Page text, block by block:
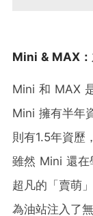
Mini & MAX：
Mini 和 MAX
Mini 擁有半年
則有1.5年資歷
雖然 Mini 還在
超凡的「賣萌
為油站注入了